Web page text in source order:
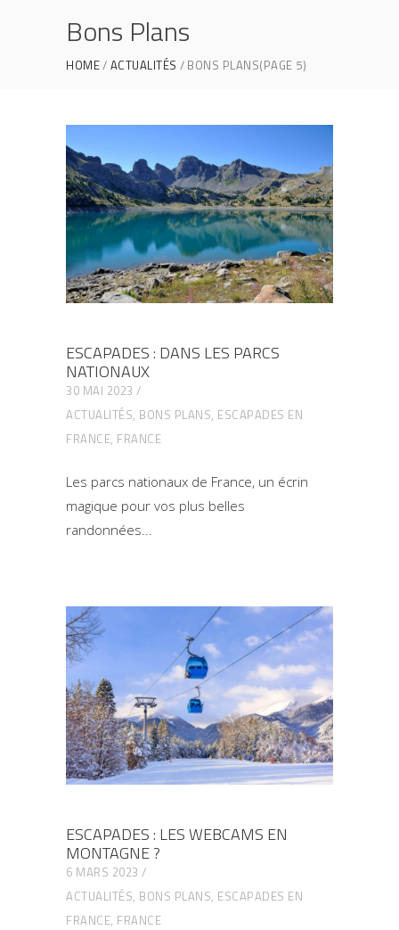
Bons Plans
HOME ACTUALITÉS BONS PLANS(PAGE 5)
ESCAPADES : DANS LES PARCS
NATIONAUX
30 MAI 2023
ACTUALITÉS, BONS PLANS, ESCAPADES EN
FRANCE, FRANCE
Les parcs nationaux de France, un écrin
magique pour vos plus belles
randonnées
ESCAPADES : LES WEBCAMS EN
MONTAGNE ?
6 MARS 2023
ACTUALITÉS, BONS PLANS, ESCAPADES EN
FRANCE, FRANCE